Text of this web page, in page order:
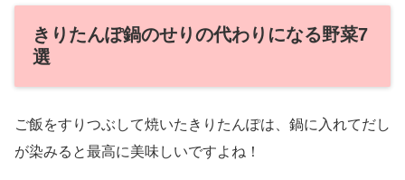
きりたんぽ鍋のせりの代わりになる野菜7
選
ご飯をすりつぶして焼いたきりたんぽは、鍋に入れてだし
が染みると最高に美味しいですよね！